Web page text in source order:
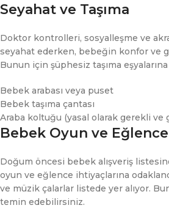
Seyahat ve Taşıma
Doktor kontrolleri, sosyalleşme ve
seyahat ederken, bebeğin konfor ve
Bunun için şüphesiz taşıma
Bebek arabası veya puset
Bebek taşıma çantası
Araba koltuğu (yasal olarak gerekli ve
Bebek Oyun ve Eğlence
Doğum öncesi bebek alışveriş
oyun ve eğlence ihtiyaçlarına
ve müzik çalarlar listede yer alıyor.
temin edebilirsiniz.